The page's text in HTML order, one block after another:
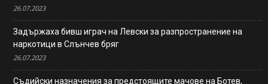
26.07.2023
Задържаха бивш играч на Левски за разпространение на
наркотици в Слънчев бряг
26.07.2023
Съдийски назначения за предстоящите мачове на Ботев,